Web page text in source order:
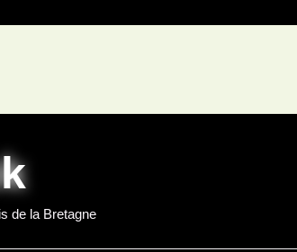
de la Bretagne